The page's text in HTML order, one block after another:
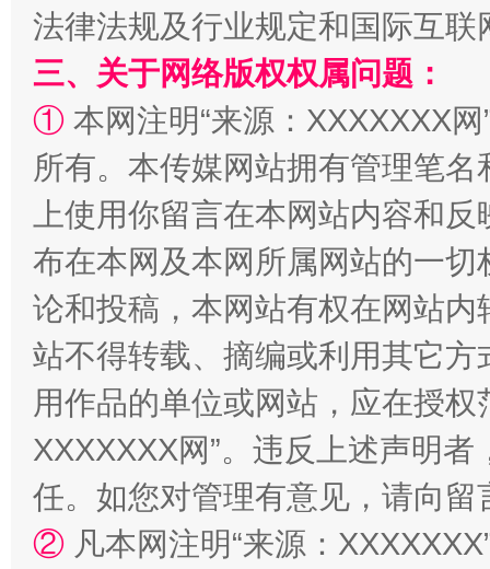
阿坝州三大球赛在茂县开幕 规模
国家大学科技园优化重塑工作
法律法规及行业规定和国际互
三、关于网络版权权属问题：
① 本网注明“来源：XXXXXXX
所有。本传媒网站拥有管理笔
上使用你留言在本网站内容和
布在本网及本网所属网站的一
论和投稿，本网站有权在网站
站不得转载、摘编或利用其它
用作品的单位或网站，应在授
XXXXXXX网”。违反上述声明
任。如您对管理有意见，请向
② 凡本网注明“来源：